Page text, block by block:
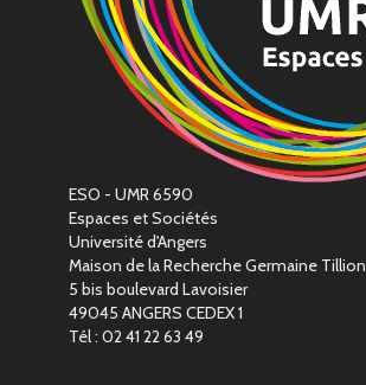
ESO - UMR 6590
Espaces et Sociétés
Université d'Angers
Maison de la Recherche Germaine Tillion
5 bis boulevard Lavoisier
49045 ANGERS CEDEX 1
Tél : 02 41 22 63 49